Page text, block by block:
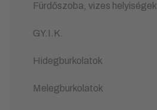
Fürdőszoba, vizes helyiségek
GY.I.K.
Hidegburkolatok
Melegburkolatok